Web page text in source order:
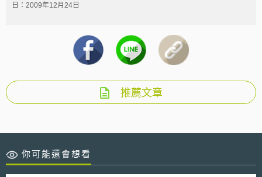
日：2009年12月24日
推薦文章
你可能還會想看